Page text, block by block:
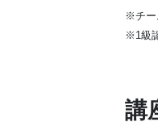
※チー
※1級
講